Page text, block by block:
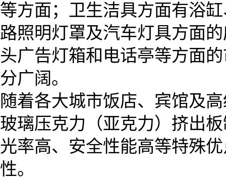
等方面；卫生洁具方面有浴
路照明灯罩及汽车灯具方面
头广告灯箱和电话亭等方面
分广阔。
随着各大城市饭店、宾馆及
玻璃压克力（亚克力）挤出
光率高、安全性能高等特殊
性。